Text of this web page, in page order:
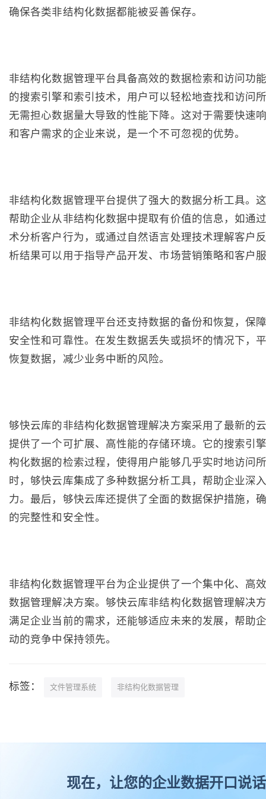
确保各类非结构化数据都能被妥善保存。
非结构化数据管理平台具备高效的数据检索和访问功
的搜索引擎和索引技术，用户可以轻松地查找和访问
无需担心数据量大导致的性能下降。这对于需要快速
和客户需求的企业来说，是一个不可忽视的优势。
非结构化数据管理平台提供了强大的数据分析工具。
帮助企业从非结构化数据中提取有价值的信息，如通
术分析客户行为，或通过自然语言处理技术理解客户
析结果可以用于指导产品开发、市场营销策略和客户
非结构化数据管理平台还支持数据的备份和恢复，保
安全性和可靠性。在发生数据丢失或损坏的情况下，
恢复数据，减少业务中断的风险。
够快云库的非结构化数据管理解决方案采用了最新的
提供了一个可扩展、高性能的存储环境。它的搜索引
构化数据的检索过程，使得用户能够几乎实时地访问
时，够快云库集成了多种数据分析工具，帮助企业深
力。最后，够快云库还提供了全面的数据保护措施，
的完整性和安全性。
非结构化数据管理平台为企业提供了一个集中化、高
数据管理解决方案。够快云库非结构化数据管理解决
满足企业当前的需求，还能够适应未来的发展，帮助
动的竞争中保持领先。
标签： 文件管理系统 非结构化数据管理
现在，让您的企业数据开口说话